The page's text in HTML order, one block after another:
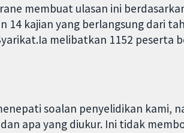
membuat ulasan ini
14 kajian yang berlangsung dari
melibatkan 1152 peserta
soalan penyelidikan kami,
apa yang diukur. Ini tidak